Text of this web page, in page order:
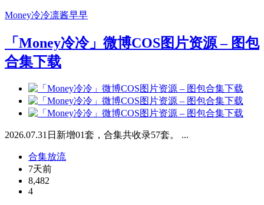
Money冷冷凛酱早早
「Money冷冷」微博COS图片资源 – 图包
合集下载
2026.07.31日新增01套，合集共收录57套。 ...
合集放流
7天前
8,482
4